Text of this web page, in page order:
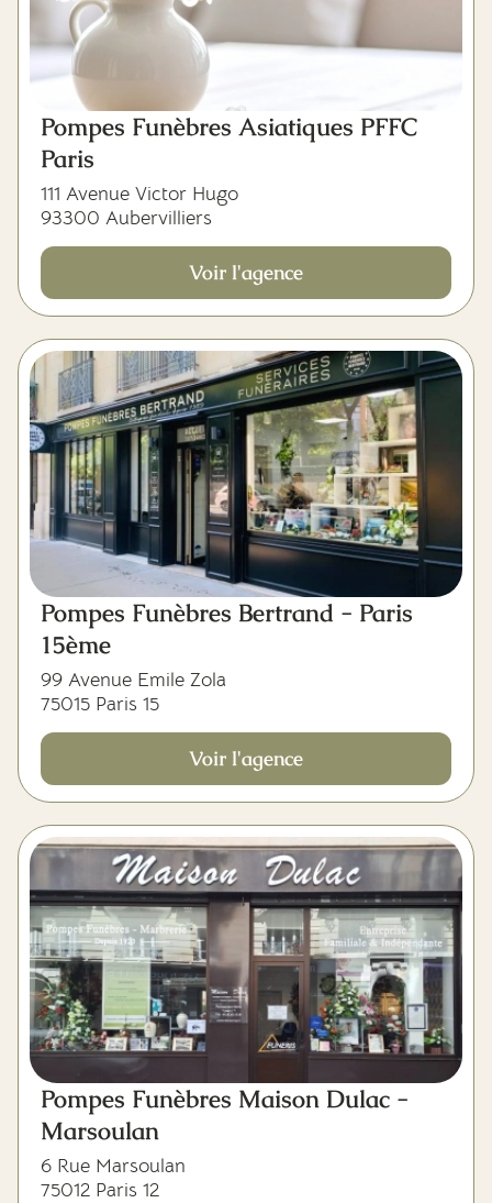
Pompes Funèbres Asiatiques PFFC
Paris
111 Avenue Victor Hugo
93300 Aubervilliers
Voir l'agence
Pompes Funèbres Bertrand - Paris
15ème
99 Avenue Emile Zola
75015 Paris 15
Voir l'agence
Pompes Funèbres Maison Dulac -
Marsoulan
6 Rue Marsoulan
75012 Paris 12